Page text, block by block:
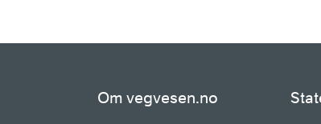
Om vegvesen.no